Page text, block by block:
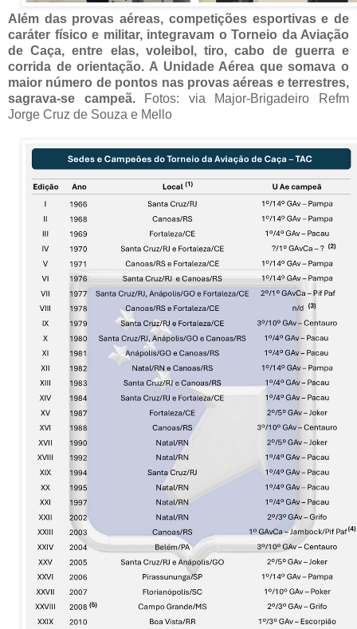
Além das provas aéreas, competições esportivas e de
caráter físico e militar, integravam o Torneio da Aviação
de Caça, entre elas, voleibol, tiro, cabo de guerra e
corrida de orientação. A Unidade Aérea que somava o
maior número de pontos nas provas aéreas e terrestres,
sagrava-se campeã.Fotos: via Major-Brigadeiro Refm
Jorge Cruz de Souza e Mello